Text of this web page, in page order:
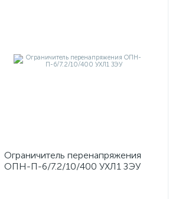
Ограничитель перенапряжения
ОПН-П-6/7.2/10/400 УХЛ1 ЗЭУ